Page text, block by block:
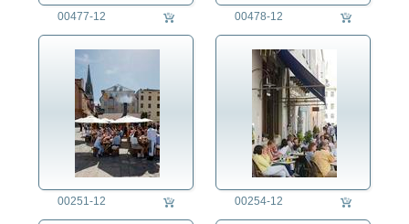
00477-12 00478-12
00251-12 00254-12